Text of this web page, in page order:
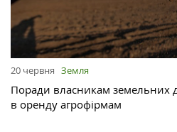
20 червня Земля
Поради власникам земельних
в оренду агрофірмам